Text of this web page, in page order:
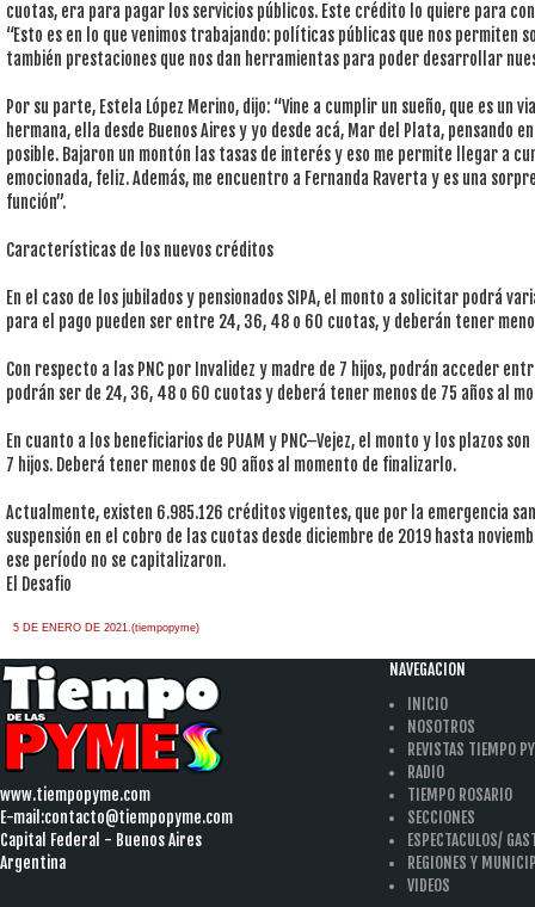
cuotas, era para pagar los servicios públicos. Este crédito lo quiere para
“Esto es en lo que venimos trabajando: políticas públicas que nos permiten
también prestaciones que nos dan herramientas para poder desarrollar
Por su parte, Estela López Merino, dijo: “Vine a cumplir un sueño, que es un
hermana, ella desde Buenos Aires y yo desde acá, Mar del Plata, pensando
posible. Bajaron un montón las tasas de interés y eso me permite llegar a
emocionada, feliz. Además, me encuentro a Fernanda Raverta y es una
función”.
Características de los nuevos créditos
En el caso de los jubilados y pensionados SIPA, el monto a solicitar podrá
para el pago pueden ser entre 24, 36, 48 o 60 cuotas, y deberán tener
Con respecto a las PNC por Invalidez y madre de 7 hijos, podrán acceder
podrán ser de 24, 36, 48 o 60 cuotas y deberá tener menos de 75 años al
En cuanto a los beneficiarios de PUAM y PNC–Vejez, el monto y los plazos
7 hijos. Deberá tener menos de 90 años al momento de finalizarlo.
Actualmente, existen 6.985.126 créditos vigentes, que por la emergencia
suspensión en el cobro de las cuotas desde diciembre de 2019 hasta
ese período no se capitalizaron.
El Desafio
5 DE ENERO DE 2021.(tiempopyme)
www.tiempopyme.com
E-mail:contacto@tiempopyme.com
Capital Federal - Buenos Aires
Argentina
NAVEGACION
INICIO
NOSOTROS
REVISTAS TIEMPO
RADIO
TIEMPO ROSARIO
SECCIONES
ESPECTACULOS/
REGIONES Y
VIDEOS